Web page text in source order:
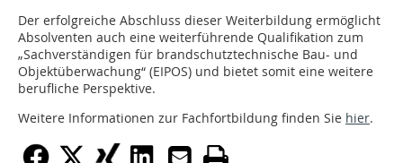
Der erfolgreiche Abschluss dieser Weiterbildung ermöglicht
Absolventen auch eine weiterführende Qualifikation zum
„Sachverständigen für brandschutztechnische Bau- und
Objektüberwachung“ (EIPOS) und bietet somit eine weitere
berufliche Perspektive.
Weitere Informationen zur Fachfortbildung finden Sie hier.